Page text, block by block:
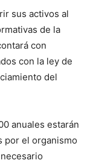
sus activos al
de la
con
con la ley de
del
anuales estarán
por el organismo